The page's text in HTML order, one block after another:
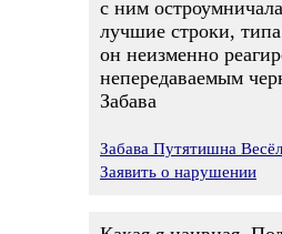
с ним
лучшие строки,
он неизменно
непередаваемым
Забава
Забава Путятишна
Заявить о нарушении